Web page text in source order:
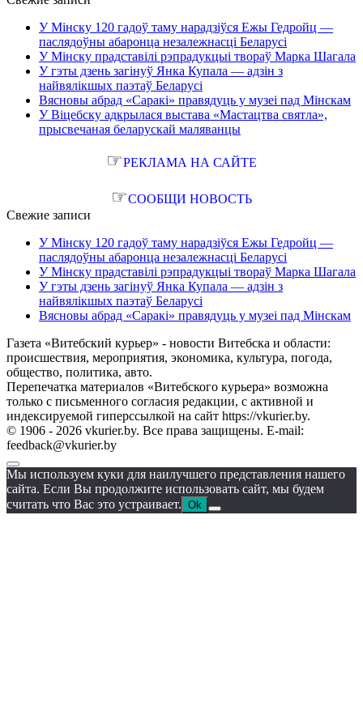
У Мінску 120 гадоў таму нарадзіўся Ежы Гедройц —
паслядоўны абаронца незалежнасці Беларусі
У Мінску прадставілі рэпрадукцыі твораў Марка Шагала
У гэты дзень загінуў Янка Купала — адзін з
найвялікшых паэтаў Беларусі
Вясновы абрад «Саракі» правядуць у музеі пад Мінскам
У Віцебску адкрылася выстава «Мастацтва святла»,
прысвечаная беларускай маляванцы
☞РЕКЛАМА НА САЙТЕ
☞СООБЩИ НОВОСТЬ
Свежие записи
У Мінску 120 гадоў таму нарадзіўся Ежы Гедройц —
паслядоўны абаронца незалежнасці Беларусі
У Мінску прадставілі рэпрадукцыі твораў Марка Шагала
У гэты дзень загінуў Янка Купала — адзін з
найвялікшых паэтаў Беларусі
Вясновы абрад «Саракі» правядуць у музеі пад Мінскам
Газета «Витебский курьер» - новости Витебска и области:
происшествия, мероприятия, экономика, культура, погода,
общество, политика, авто.
Перепечатка материалов «Витебского курьера» возможна
только с письменного согласия редакции, с активной и
индексируемой гиперссылкой на сайт https://vkurier.by.
© 1906 - 2026 vkurier.by. Все права защищены. E-mail:
feedback@vkurier.by
Мы используем куки для наилучшего представления нашего
сайта. Если Вы продолжите использовать сайт, мы будем
считать что Вас это устраивает. Ok